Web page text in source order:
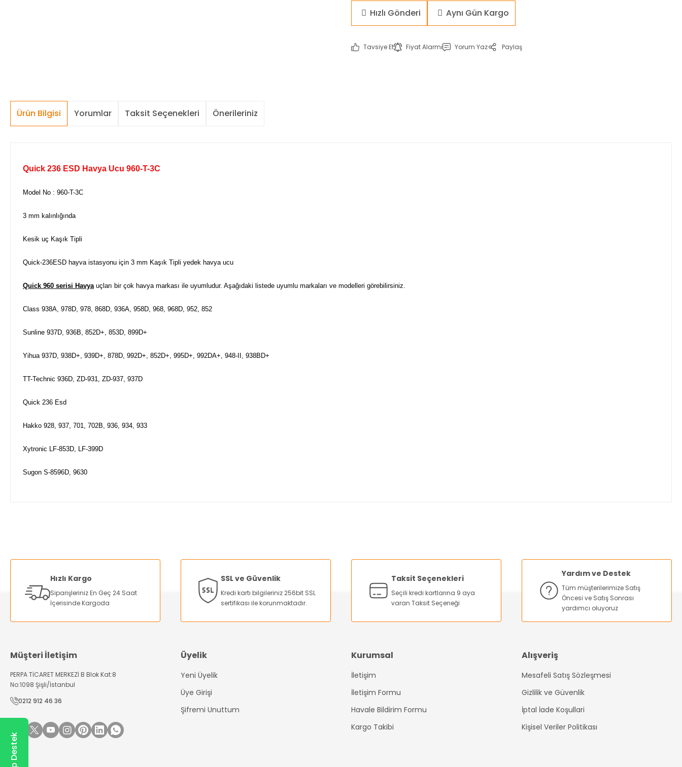
Hızlı Gönderi Aynı Gün Kargo
Tavsiye Et Fiyat Alarmı Yorum Yaz Paylaş
Ürün Bilgisi Yorumlar Taksit Seçenekleri Önerileriniz
Quick 236 ESD Havya Ucu 960-T-3C
Model No : 960-T-3C
3 mm kalınlığında
Kesik uç Kaşık Tipli
Quick-236ESD hayva istasyonu için 3 mm Kaşık Tipli yedek havya ucu
Quick 960 serisi Havyauçları bir çok havya markası ile uyumludur. Aşağıdaki listede uyumlu markaları ve modelleri görebilirsiniz.
Class 938A, 978D, 978, 868D, 936A, 958D, 968, 968D, 952, 852
Sunline 937D, 936B, 852D+, 853D, 899D+
Yihua 937D, 938D+, 939D+, 878D, 992D+, 852D+, 995D+, 992DA+, 948-II, 938BD+
TT-Technic 936D, ZD-931, ZD-937, 937D
Quick 236 Esd
Hakko 928, 937, 701, 702B, 936, 934, 933
Xytronic LF-853D, LF-399D
Sugon S-8596D, 9630
Ürün resmi kalitesiz, bozuk veya görüntülenemiyor.
Ürün bilgilerinde hatalar bulunuyor.
Ürün fiyatı diğer sitelerden daha pahalı.
Hızlı Kargo
Siparişleriniz En Geç 24 Saat
İçerisinde Kargoda
SSL ve Güvenlik
Kredi kartı bilgileriniz 256bit SSL
sertifikası ile korunmaktadır.
Taksit Seçenekleri
Seçili kredi kartlarına 9 aya
varan Taksit Seçeneği
Yardım ve Destek
Tüm müşterilerimize Satış
Öncesi ve Satış Sonrası
yardımcı oluyoruz
Müşteri İletişim
PERPA TİCARET MERKEZİ B Blok Kat:8
No:1098 Şişli/İstanbul
0212 912 46 36
Üyelik
Yeni Üyelik
Üye Girişi
Şifremi Unuttum
Kurumsal
İletişim
İletişim Formu
Havale Bildirim Formu
Kargo Takibi
Alışveriş
Mesafeli Satış Sözleşmesi
Gizlilik ve Güvenlik
İptal İade Koşullari
Kişisel Veriler Politikası